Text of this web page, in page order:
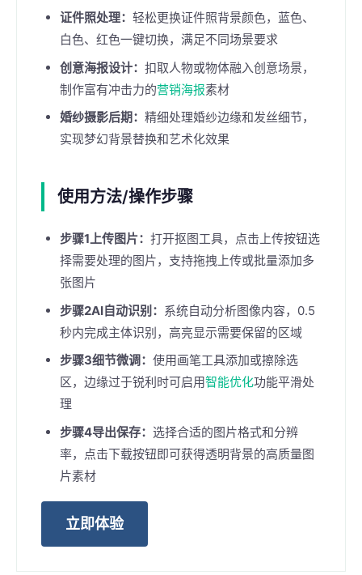
证件照处理： 轻松更换证件照背景颜色，蓝色、
白色、红色一键切换，满足不同场景要求
创意海报设计： 扣取人物或物体融入创意场景，
制作富有冲击力的营销海报素材
婚纱摄影后期： 精细处理婚纱边缘和发丝细节，
实现梦幻背景替换和艺术化效果
使用方法/操作步骤
步骤1上传图片： 打开抠图工具，点击上传按钮选
择需要处理的图片，支持拖拽上传或批量添加多
张图片
步骤2AI自动识别： 系统自动分析图像内容，0.5
秒内完成主体识别，高亮显示需要保留的区域
步骤3细节微调： 使用画笔工具添加或擦除选
区，边缘过于锐利时可启用智能优化功能平滑处
理
步骤4导出保存： 选择合适的图片格式和分辨
率，点击下载按钮即可获得透明背景的高质量图
片素材
立即体验